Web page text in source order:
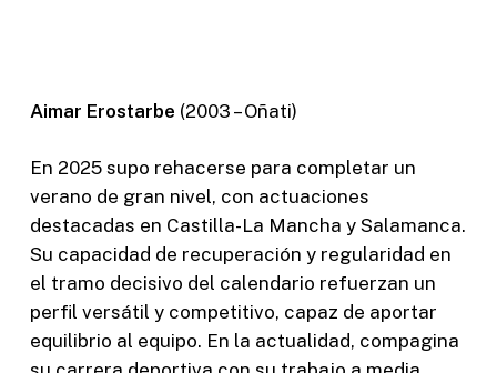
Aimar Erostarbe (2003 – Oñati)
En 2025 supo rehacerse para completar un
verano de gran nivel, con actuaciones
destacadas en Castilla-La Mancha y Salamanca.
Su capacidad de recuperación y regularidad en
el tramo decisivo del calendario refuerzan un
perfil versátil y competitivo, capaz de aportar
equilibrio al equipo. En la actualidad, compagina